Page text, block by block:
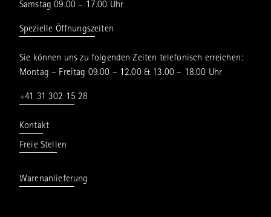
Samstag 09.00 – 17.00 Uhr
Spezielle Öffnungszeiten
Sie können uns zu folgenden Zeiten telefonisch erreichen:
Montag – Freitag 09.00 – 12.00 & 13.00 – 18.00 Uhr
+41 31 302 15 28
Kontakt
Freie Stellen
Warenanlieferung